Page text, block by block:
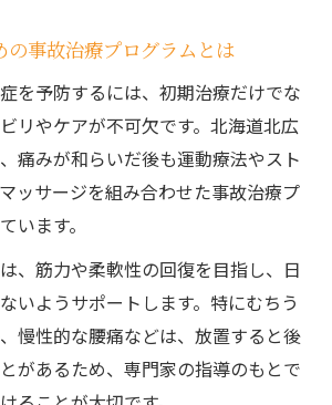
の事故治療プログラムとは
を予防するには、初期治療だけでな
リやケアが不可欠です。北海道北広
痛みが和らいだ後も運動療法やスト
ッサージを組み合わせた事故治療プ
います。
、筋力や柔軟性の回復を目指し、日
いようサポートします。特にむちう
慢性的な腰痛などは、放置すると後
があるため、専門家の指導のもとで